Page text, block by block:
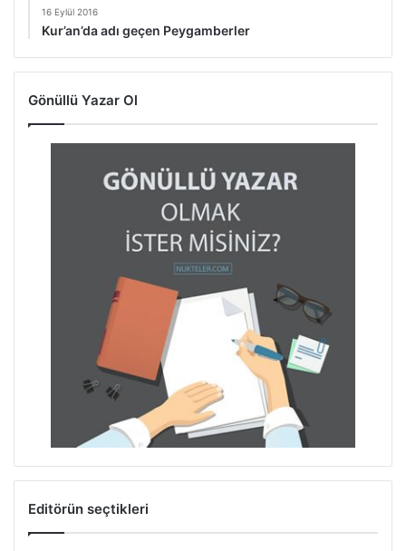
16 Eylül 2016
Kur’an’da adı geçen Peygamberler
Gönüllü Yazar Ol
Editörün seçtikleri